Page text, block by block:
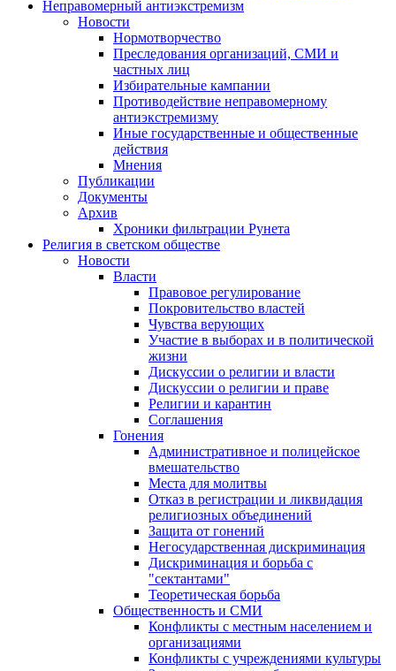
Неправомерный антиэкстремизм
Новости
Нормотворчество
Преследования организаций, СМИ и
частных лиц
Избирательные кампании
Противодействие неправомерному
антиэкстремизму
Иные государственные и общественные
действия
Мнения
Публикации
Документы
Архив
Хроники фильтрации Рунета
Религия в светском обществе
Новости
Власти
Правовое регулирование
Покровительство властей
Чувства верующих
Участие в выборах и в политической
жизни
Дискуссии о религии и власти
Дискуссии о религии и праве
Религии и карантин
Соглашения
Гонения
Административное и полицейское
вмешательство
Места для молитвы
Отказ в регистрации и ликвидация
религиозных объединений
Защита от гонений
Негосударственная дискриминация
Дискриминация и борьба с
"сектантами"
Теоретическая борьба
Общественность и СМИ
Конфликты с местным населением и
организациями
Конфликты с учреждениями культуры